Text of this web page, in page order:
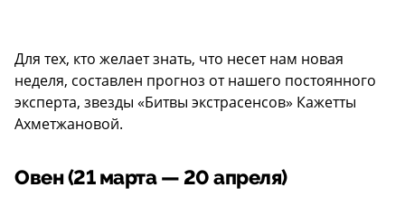
Для тех, кто желает знать, что несет нам новая
неделя, составлен прогноз от нашего постоянного
эксперта, звезды «Битвы экстрасенсов» Кажетты
Ахметжановой.
Овен (21 марта — 20 апреля)